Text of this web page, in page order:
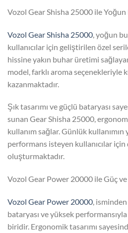
Vozol Gear Shisha 25000 ile
Vozol Gear Shisha 25000 , yoğun
kullanıcılar için geliştirilen özel
hissine yakın buhar üretimi
model, farklı aroma seçenekleriyle
kazanmaktadır.
Şık tasarımı ve güçlü bataryası
sunan Gear Shisha 25000,
kullanım sağlar. Günlük kullanımın
performans isteyen kullanıcılar
oluşturmaktadır.
Vozol Gear Power 20000 ile Güç ve
Vozol Gear Power 20000, isminden
bataryası ve yüksek
biridir. Ergonomik tasarımı